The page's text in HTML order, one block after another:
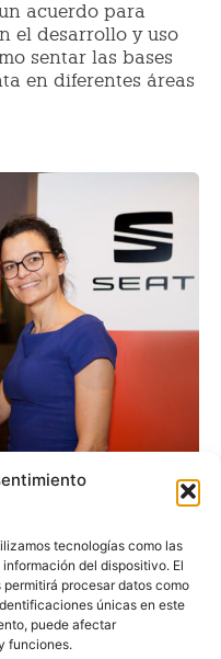
tecnologías como las
del dispositivo. El
procesar datos como
únicas en este
puede afectar
funciones.
acuerdo para
el desarrollo y uso
sentar las bases
en diferentes áreas
dotará a
de